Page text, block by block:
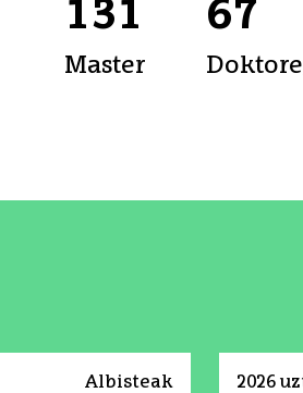
131
Master
67
Albisteak 2026